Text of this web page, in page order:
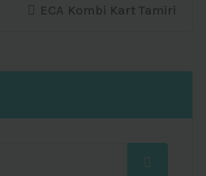
ECA Kombi Kart Tamiri